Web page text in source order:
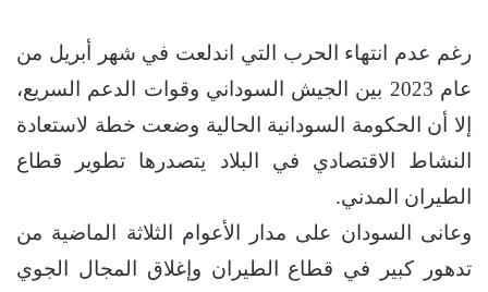
رغم عدم انتهاء الحرب التي اندلعت في شهر أبريل من
عام 2023 بين الجيش السوداني وقوات الدعم السريع،
إلا أن الحكومة السودانية الحالية وضعت خطة لاستعادة
النشاط الاقتصادي في البلاد يتصدرها تطوير قطاع
الطيران المدني.
وعانى السودان على مدار الأعوام الثلاثة الماضية من
تدهور كبير في قطاع الطيران وإغلاق المجال الجوي